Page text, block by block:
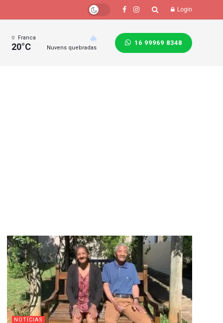
Login
Franca
20°C Nuvens quebradas
16 99969 8348
NOTÍCIAS